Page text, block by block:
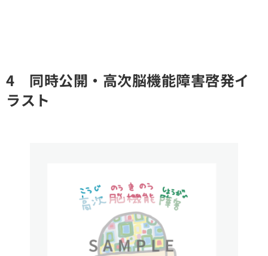
4 同時公開・高次脳機能障害啓発イ
ラスト